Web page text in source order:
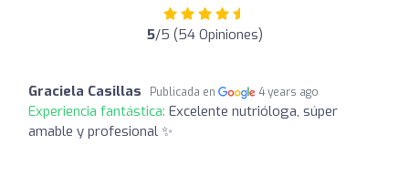
5/5 (54 Opiniones)
Graciela Casillas Publicada en 4 years ago
Experiencia fantástica: Excelente nutrióloga, súper
amable y profesional ✨